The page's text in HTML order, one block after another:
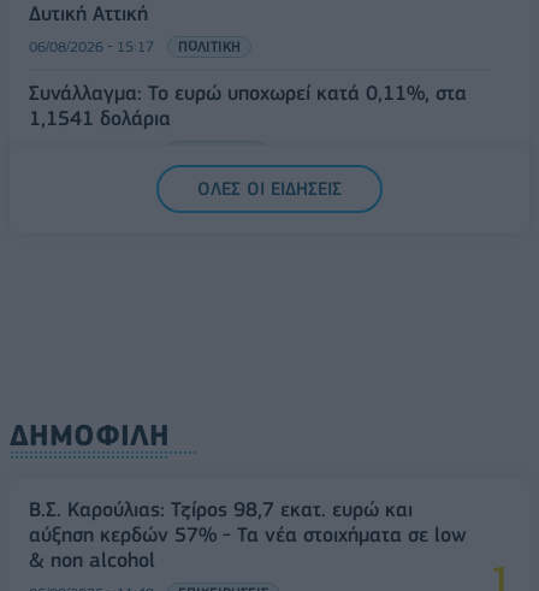
Δυτική Αττική
06/08/2026 - 15:17 ΠΟΛΙΤΙΚΗ
Συνάλλαγμα: Το ευρώ υποχωρεί κατά 0,11%, στα
1,1541 δολάρια
ΟΛΕΣ ΟΙ ΕΙΔΗΣΕΙΣ
ΔΗΜΟΦΙΛΗ
Β.Σ. Καρούλιας: Τζίρος 98,7 εκατ. ευρώ και
αύξηση κερδών 57% - Τα νέα στοιχήματα σε low
& non alcohol